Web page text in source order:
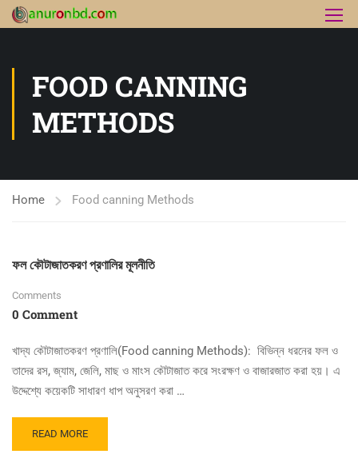
FOOD CANNING
METHODS
Home Food canning Methods
ফল কৌটাজাতকরণ প্রণালির মূলনীতি
Comments
0 Comment
খাদ্য কৌটাজাতকরণ প্রণালি(Food canning Methods): বিভিন্ন ধরনের ফল ও
তাদের রস, জ্যাম, জেলি, মাছ ও মাংস কৌটাজাত করে সংরক্ষণ ও বাজারজাত করা হয়। এ
উদ্দেশ্যে কয়েকটি সাধারণ ধাপ অনুসরণ করা …
READ
MORE
READ MORE